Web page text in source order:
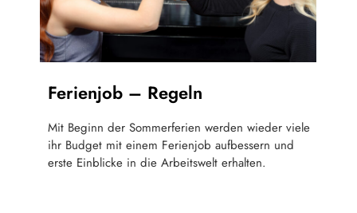
Ferienjob – Regeln
Mit Beginn der Sommerferien werden wieder viele
ihr Budget mit einem Ferienjob aufbessern und
erste Einblicke in die Arbeitswelt erhalten.